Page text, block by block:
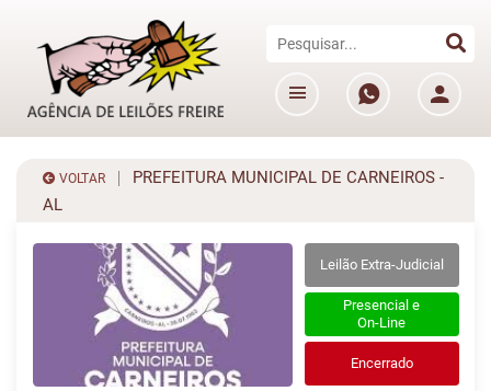
VOLTAR
PREFEITURA MUNICIPAL DE CARNEIROS -
AL
Leilão Extra-Judicial
Presencial e
On-Line
Encerrado